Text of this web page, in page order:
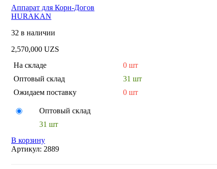
Аппарат для Корн-Догов
HURAKAN
32 в наличии
2,570,000 UZS
На складе
0 шт
Оптовый склад
31 шт
Ожидаем поставку
0 шт
Оптовый склад
31 шт
В корзину
Артикул: 2889